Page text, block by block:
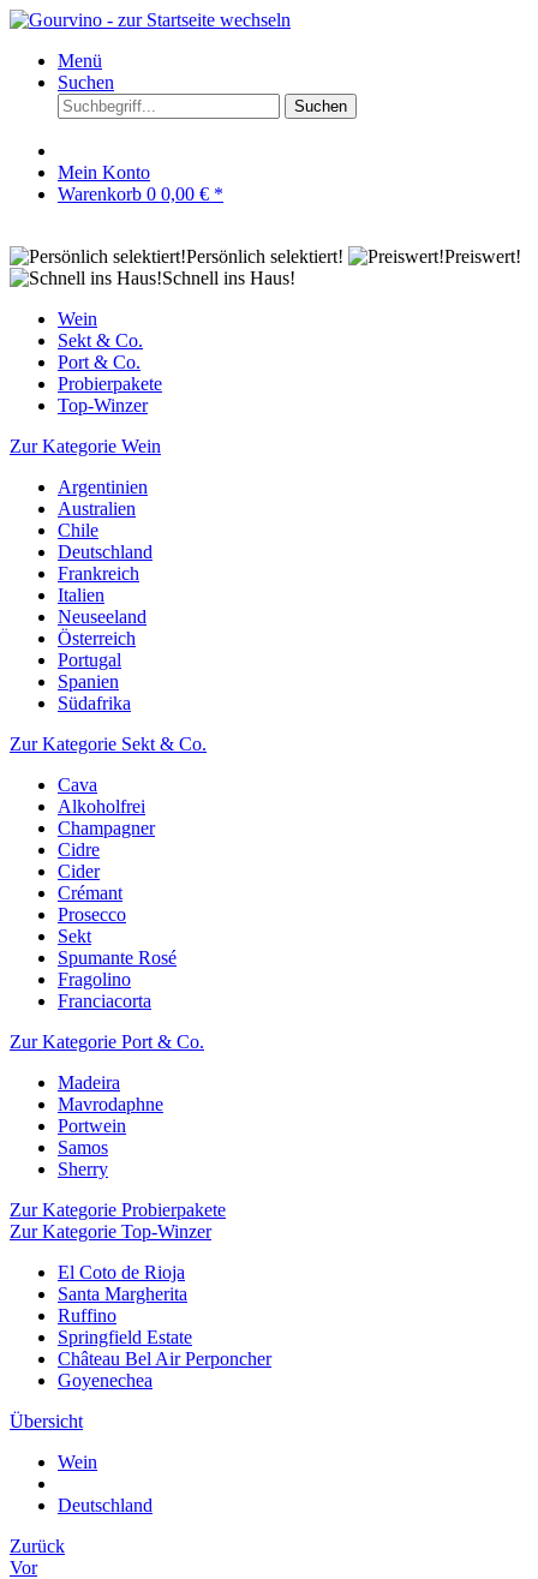
Menü
Suchen
Suchen
Mein Konto
Warenkorb 0 0,00 € *
Persönlich selektiert!
Preiswert!
Schnell ins Haus!
Wein
Sekt & Co.
Port & Co.
Probierpakete
Top-Winzer
Zur Kategorie Wein
Argentinien
Australien
Chile
Deutschland
Frankreich
Italien
Neuseeland
Österreich
Portugal
Spanien
Südafrika
Zur Kategorie Sekt & Co.
Cava
Alkoholfrei
Champagner
Cidre
Cider
Crémant
Prosecco
Sekt
Spumante Rosé
Fragolino
Franciacorta
Zur Kategorie Port & Co.
Madeira
Mavrodaphne
Portwein
Samos
Sherry
Zur Kategorie Probierpakete
Zur Kategorie Top-Winzer
El Coto de Rioja
Santa Margherita
Ruffino
Springfield Estate
Château Bel Air Perponcher
Goyenechea
Übersicht
Wein
Deutschland
Zurück
Vor